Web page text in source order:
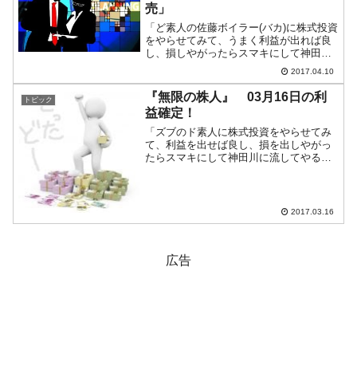
売」
「ど素人の佐藤ボイラー(バカ)に株式投資
をやらせてみて、うまく利益が出れば良
し、損しやがったらスマキにして神田川
に沈めてしまおう」という企画。その大
反省会の続きです。今回は、03月14日
(火)に空売を行い、03月17日(金)に返済し
たモブキ...
2017.04.10
トピック
『無限の株人』 03月16日の利
益確定！
「ズブのド素人に株式投資をやらせてみ
て、利益を出せば良し、損を出しやがっ
たらスマキにして神田川に流してやる」
2017.03.16
広告